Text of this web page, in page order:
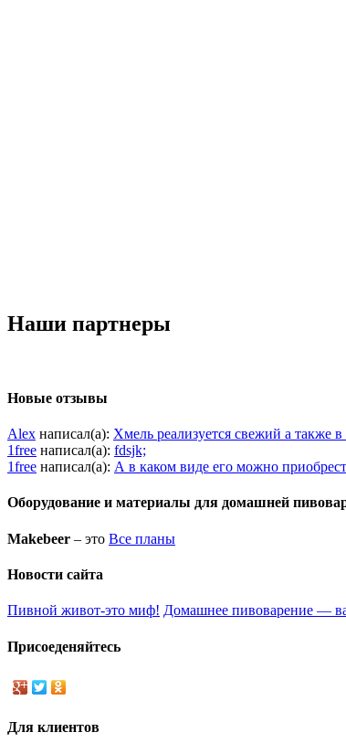
Наши партнеры
Новые отзывы
Alex написал(а): Хмель реализуется свежий а также
1free написал(а): fdsjk;
1free написал(а): А в каком виде его можно
Оборудование и материалы для домашней
Makebeer – это Все планы
Новости сайта
Пивной живот-это миф! Домашнее пивоварение —
Присоеденяйтесь
Для клиентов